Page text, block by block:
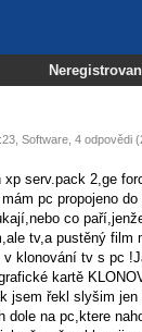
Software , 4 odpovědi
xp serv.pack 2,ge
pc propojeno
co
tv,a pustěný film
klonování tv s pc
kartě
jsem řekl slyšim
dole na pc,ktere